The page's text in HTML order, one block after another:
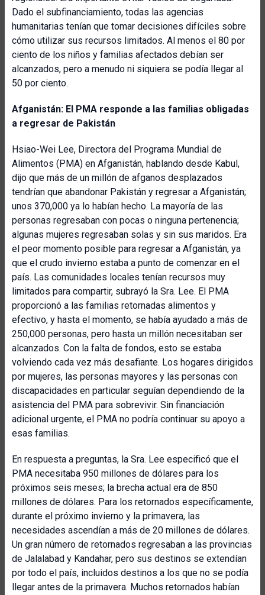
Dado el subfinanciamiento, todas las agencias
humanitarias tenían que tomar decisiones difíciles sobre
cómo utilizar sus recursos limitados. Al menos el 80 por
ciento de los niños y familias afectados debían ser
alcanzados, pero a menudo ni siquiera se podía llegar al
50 por ciento.
Afganistán: El PMA responde a las familias obligadas
a regresar de Pakistán
Hsiao-Wei Lee, Directora del Programa Mundial de
Alimentos (PMA) en Afganistán, hablando desde Kabul,
dijo que más de un millón de afganos desplazados
tendrían que abandonar Pakistán y regresar a Afganistán;
unos 370,000 ya lo habían hecho. La mayoría de las
personas regresaban con pocas o ninguna pertenencia;
algunas mujeres regresaban solas y sin sus maridos. Era
el peor momento posible para regresar a Afganistán, ya
que el crudo invierno estaba a punto de comenzar en el
país. Las comunidades locales tenían recursos muy
limitados para compartir, subrayó la Sra. Lee. El PMA
proporcionó a las familias retornadas alimentos y
efectivo, y hasta el momento, se había ayudado a más de
250,000 personas, pero hasta un millón necesitaban ser
alcanzados. Con la falta de fondos, esto se estaba
volviendo cada vez más desafiante. Los hogares dirigidos
por mujeres, las personas mayores y las personas con
discapacidades en particular seguían dependiendo de la
asistencia del PMA para sobrevivir. Sin financiación
adicional urgente, el PMA no podría continuar su apoyo a
esas familias.
En respuesta a preguntas, la Sra. Lee especificó que el
PMA necesitaba 950 millones de dólares para los
próximos seis meses; la brecha actual era de 850
millones de dólares. Para los retornados específicamente,
durante el próximo invierno y la primavera, las
necesidades ascendían a más de 20 millones de dólares.
Un gran número de retornados regresaban a las provincias
de Jalalabad y Kandahar, pero sus destinos se extendían
por todo el país, incluidos destinos a los que no se podía
llegar antes de la primavera. Muchos retornados habían